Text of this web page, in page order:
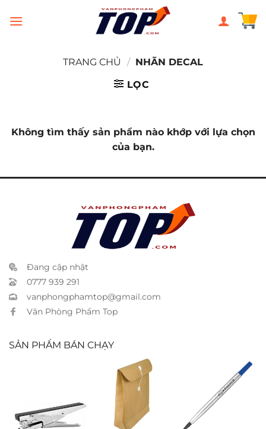
đến
TRANG CHỦ
/ NHÃN DECAL
LỌC
Không tìm thấy sản phẩm nào khớp với lựa chọn
của bạn.
Đang cập nhật
0777 939 291
vanphongphamtop@gmail.com
Văn Phòng Phẩm Top
SẢN PHẨM BÁN CHẠY
Kanex HP45 –
20 tờ
Bao thư quấn
dây A3 7cm
Ruột bút
Parker
rollerball xanh